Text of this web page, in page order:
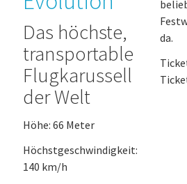
Das höchste,
transportable
Flugkarussell
der Welt
Höhe: 66 Meter
Höchstgeschwindigkeit:
140 km/h
da.